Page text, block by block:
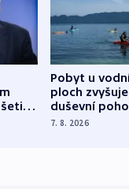
Pobyt u
ploch zvyšuje
duševní
ukázala
7. 8. 2026